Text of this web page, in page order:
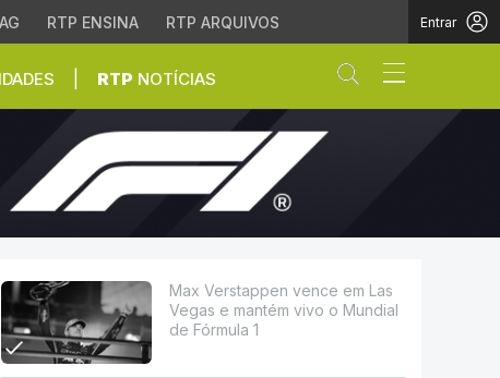
RTP ENSINA RTP ARQUIVOS Entrar
RTP NOTÍCIAS Abrir campo
vivo o Mundial
Max Verstappen vence em Las
Vegas e mantém vivo o Mundial
de Fórmula 1